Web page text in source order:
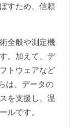
すため、信頼
全般や測定機
。加えて、デ
トウェアなど
は、データの
を支援し、温
ルです。